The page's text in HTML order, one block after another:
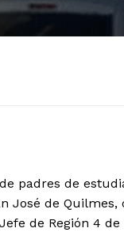
padres de
José de
de Región 4